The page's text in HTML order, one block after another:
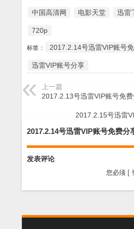
中国高清网 电影天堂 迅雷
720p
标签： 2017.2.14号迅雷VIP账号
迅雷VIP账号分享
上一篇
2017.2.13号迅雷VIP账号免
2017.2.15号迅雷
2017.2.14号迅雷VIP账号免费分
发表评论
您必须 [